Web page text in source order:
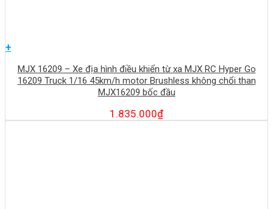
+
MJX 16209 – Xe địa hình điều khiển từ xa MJX RC Hyper Go
16209 Truck 1/16 45km/h motor Brushless không chổi than
MJX16209 bốc đầu
1.835.000₫